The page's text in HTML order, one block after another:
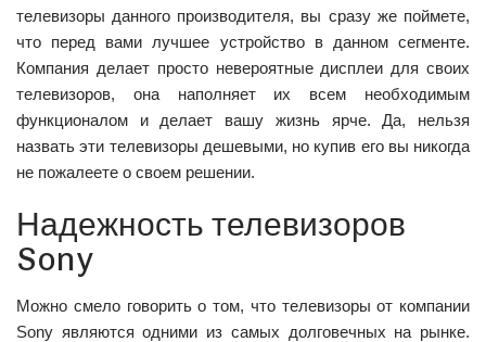
телевизоры данного производителя, вы сразу же поймете,
что перед вами лучшее устройство в данном сегменте.
Компания делает просто невероятные дисплеи для своих
телевизоров, она наполняет их всем необходимым
функционалом и делает вашу жизнь ярче. Да, нельзя
назвать эти телевизоры дешевыми, но купив его вы никогда
не пожалеете о своем решении.
Надежность телевизоров
Sony
Можно смело говорить о том, что телевизоры от компании
Sony являются одними из самых долговечных на рынке.